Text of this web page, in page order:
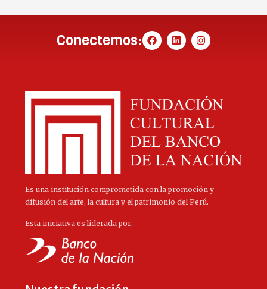
Conectemos:
Es una institución comprometida con la promoción y
difusión del arte, la cultura y el patrimonio del Perú.
Esta iniciativa es liderada por: